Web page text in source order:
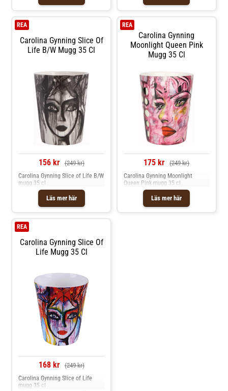
Formgivning av Carolina Gynning.-
Skötselråd för muggen- Tål
diskmaskin. Shoppa Kaffekoppar
och mer Muggar & Koppar hos
Royal Design.
Carolina Gynning Slice Of
Life B/W Mugg 35 Cl
REA
156 kr (249 kr)
Läs mer här
Carolina Gynning Slice of Life B/W
mugg 35 cl
Carolina Gynning
Moonlight Queen Pink
Mugg 35 Cl
REA
175 kr (249 kr)
Läs mer här
Carolina Gynning Moonlight
Queen Pink mugg 35 cl
Carolina Gynning Slice Of
Life Mugg 35 Cl
REA
168 kr (249 kr)
Carolina Gynning Slice of Life
mugg 35 cl